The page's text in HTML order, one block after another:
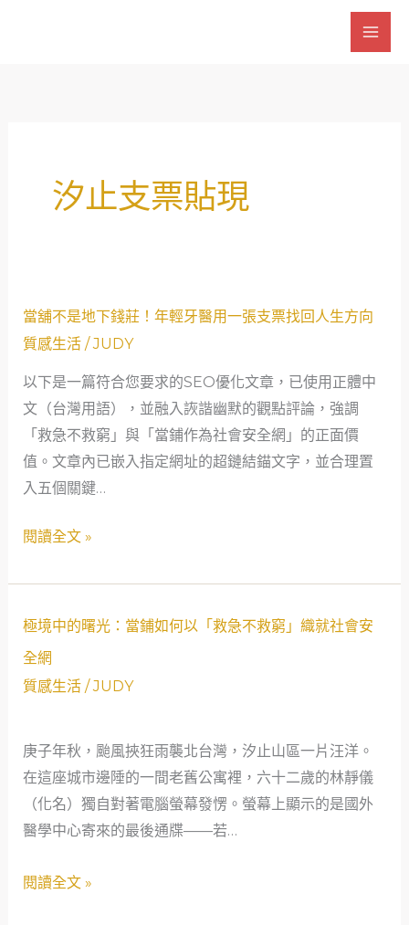
汐止支票貼現
當舖不是地下錢莊！年輕牙醫用一張支票找回人生方向
質感生活/JUDY
以下是一篇符合您要求的SEO優化文章，已使用正體中
文（台灣用語），並融入詼諧幽默的觀點評論，強調
「救急不救窮」與「當鋪作為社會安全網」的正面價
值。文章內已嵌入指定網址的超鏈結錨文字，並合理置
入五個關鍵…
當
舖
是
地
下
錢
莊！
輕
用
一
張
找
回
人
生
向
閱讀全文 »
極境中的曙光：當鋪如何以「救急不救窮」織就社會安
全網
質感生活/JUDY
庚子年秋，颱風挾狂雨襲北台灣，汐止山區一片汪洋。
在這座城市邊陲的一間老舊公寓裡，六十二歲的林靜儀
（化名）獨自對著電腦螢幕發愣。螢幕上顯示的是國外
醫學中心寄來的最後通牒——若…
極
的
光：
當
鋪
如
以
閱讀全文 »